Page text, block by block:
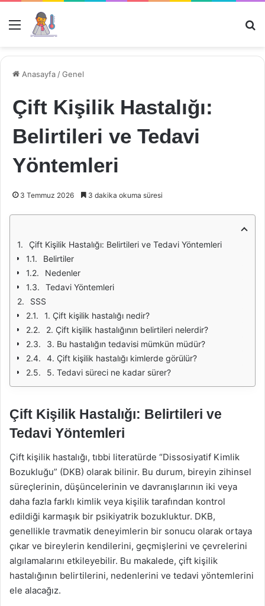
Menü
Anasayfa /Genel
Çift Kişilik Hastalığı:
Belirtileri ve Tedavi
Yöntemleri
3 Temmuz 2026 3 dakika okuma süresi
Çift Kişilik Hastalığı: Belirtileri ve Tedavi Yöntemleri
Belirtiler
Nedenler
Tedavi Yöntemleri
SSS
1. Çift kişilik hastalığı nedir?
2. Çift kişilik hastalığının belirtileri nelerdir?
3. Bu hastalığın tedavisi mümkün müdür?
4. Çift kişilik hastalığı kimlerde görülür?
5. Tedavi süreci ne kadar sürer?
Çift Kişilik Hastalığı: Belirtileri ve
Tedavi Yöntemleri
Çift kişilik hastalığı, tıbbi literatürde “Dissosiyatif Kimlik
Bozukluğu” (DKB) olarak bilinir. Bu durum, bireyin zihinsel
süreçlerinin, düşüncelerinin ve davranışlarının iki veya
daha fazla farklı kimlik veya kişilik tarafından kontrol
edildiği karmaşık bir psikiyatrik bozukluktur. DKB,
genellikle travmatik deneyimlerin bir sonucu olarak ortaya
çıkar ve bireylerin kendilerini, geçmişlerini ve çevrelerini
algılamalarını etkileyebilir. Bu makalede, çift kişilik
hastalığının belirtilerini, nedenlerini ve tedavi yöntemlerini
ele alacağız.